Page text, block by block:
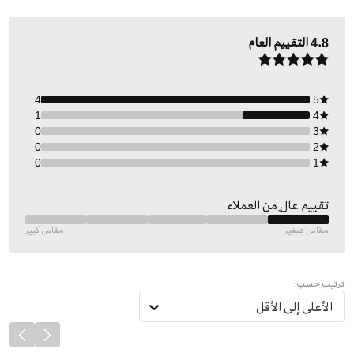
4.8التقييم العام
5
4
4
1
3
0
2
0
1
0
تقييم عالٍ من العملاء
مقاس صغير مقاس كبير
ترتيب حسب:
الأعلى إلى الأقل